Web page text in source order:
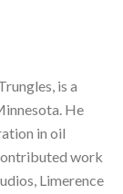
is a
He
in oil
work
Limerence